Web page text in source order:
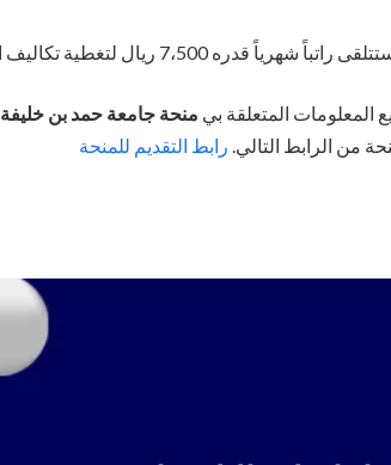
ريال لتغطية تكاليف المعيشة.
المعلومات المتعلقة بي منحة جامعة حمد بن خليفة 2023
من الرابط التالي. رابط التقديم للمنحة